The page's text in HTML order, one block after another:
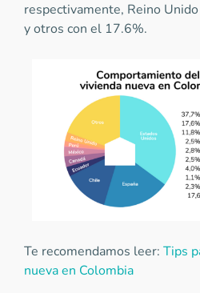
respectivamente, Reino
y otros con el 17.6%.
Te recomendamos leer: Tips
nueva en Colombia